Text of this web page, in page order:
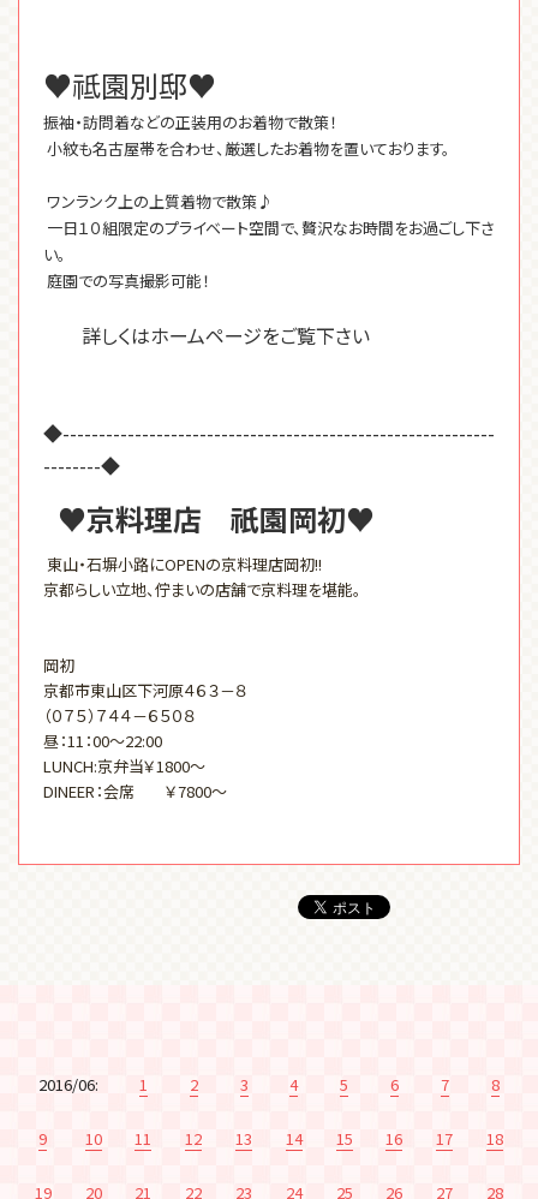
♥祗園別邸♥
振袖・訪問着などの正装用のお着物で散策！
小紋も名古屋帯を合わせ、厳選したお着物を置いております。
ワンランク上の上質着物で散策♪
一日１０組限定のプライベート空間で、贅沢なお時間をお過ごし下さ
い。
庭園での写真撮影可能！
詳しくはホームページをご覧下さい
◆------------------------------------------------------------
--------◆
♥京料理店 祇園岡初♥
東山・石塀小路にOPENの京料理店岡初!!
京都らしい立地、佇まいの店舗で京料理を堪能。
岡初
京都市東山区下河原４６３－８
（０７５）７４４－６５０８
昼：11：00～22:00
LUNCH:京弁当￥1800～
DINEER：会席 ￥7800～
2016/06: 1 2 3 4 5 6 7 8
9 10 11 12 13 14 15 16 17 18
19 20 21 22 23 24 25 26 27 28